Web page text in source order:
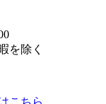
を除く
こちら